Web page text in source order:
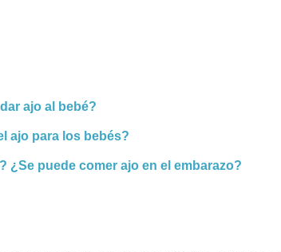
ajo al bebé?
ajo para los bebés?
¿Se puede comer ajo en el embarazo?